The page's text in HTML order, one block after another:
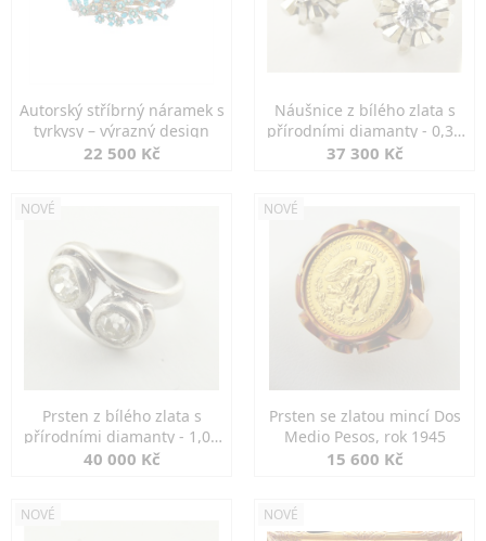
Autorský stříbrný náramek s
tyrkysy – výrazný design
22 500 Kč
Náušnice z bílého zlata s
přírodními diamanty - 0,30
ct
37 300 Kč
NOVÉ
Prsten z bílého zlata s
přírodními diamanty - 1,00
ct
40 000 Kč
NOVÉ
Prsten se zlatou mincí Dos
Medio Pesos, rok 1945
15 600 Kč
NOVÉ NOVÉ